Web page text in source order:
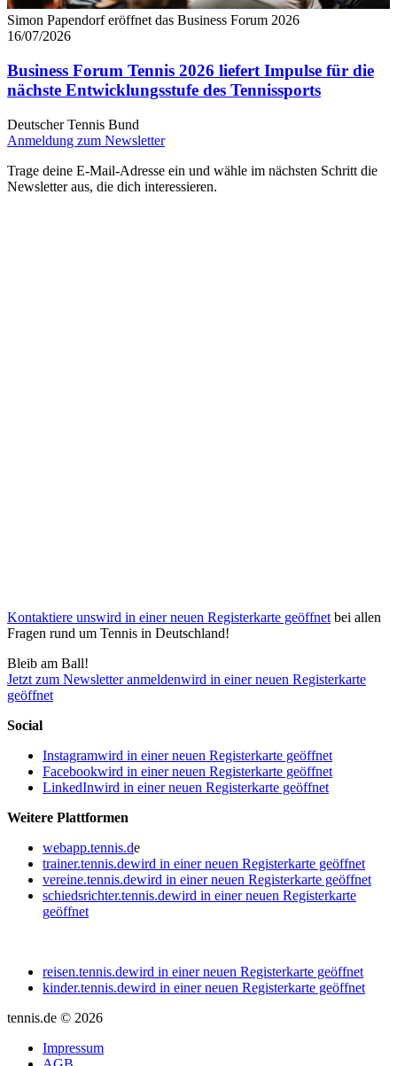
Simon Papendorf eröffnet das Business Forum 2026
16/07/2026
Business Forum Tennis 2026 liefert Impulse für die
nächste Entwicklungsstufe des Tennissports
Deutscher Tennis Bund
Anmeldung zum Newsletter
Trage deine E-Mail-Adresse ein und wähle im nächsten Schritt die
Newsletter aus, die dich interessieren.
Kontaktiere unswird in einer neuen Registerkarte geöffnet bei allen
Fragen rund um Tennis in Deutschland!
Bleib am Ball!
Jetzt zum Newsletter anmeldenwird in einer neuen Registerkarte
geöffnet
Social
Instagramwird in einer neuen Registerkarte geöffnet
Facebookwird in einer neuen Registerkarte geöffnet
LinkedInwird in einer neuen Registerkarte geöffnet
Weitere Plattformen
webapp.tennis.de
trainer.tennis.dewird in einer neuen Registerkarte geöffnet
vereine.tennis.dewird in einer neuen Registerkarte geöffnet
schiedsrichter.tennis.dewird in einer neuen Registerkarte
geöffnet
reisen.tennis.dewird in einer neuen Registerkarte geöffnet
kinder.tennis.dewird in einer neuen Registerkarte geöffnet
tennis.de © 2026
Impressum